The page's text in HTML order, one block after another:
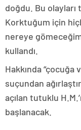
doğdu. Bu
Korktuğum için
nereye
kullandı.
Hakkında
suçundan
açılan tutuklu
başlanacak.